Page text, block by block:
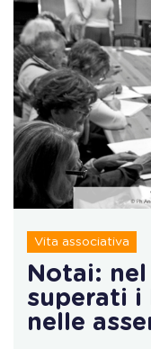
Vita associativa
Notai:
superati i
nelle